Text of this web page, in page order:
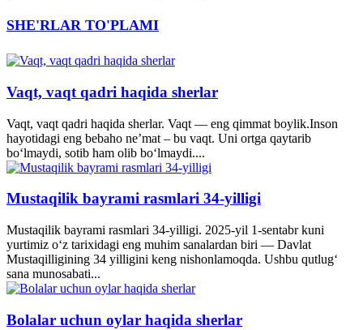
SHE'RLAR TO'PLAMI
Vaqt, vaqt qadri haqida sherlar
Vaqt, vaqt qadri haqida sherlar. Vaqt — eng qimmat boylik.Inson
hayotidagi eng bebaho ne’mat – bu vaqt. Uni ortga qaytarib
bo‘lmaydi, sotib ham olib bo‘lmaydi....
Mustaqilik bayrami rasmlari 34-yilligi
Mustaqilik bayrami rasmlari 34-yilligi. 2025-yil 1-sentabr kuni
yurtimiz o‘z tarixidagi eng muhim sanalardan biri — Davlat
Mustaqilligining 34 yilligini keng nishonlamoqda. Ushbu qutlug‘
sana munosabati...
Bolalar uchun oylar haqida sherlar